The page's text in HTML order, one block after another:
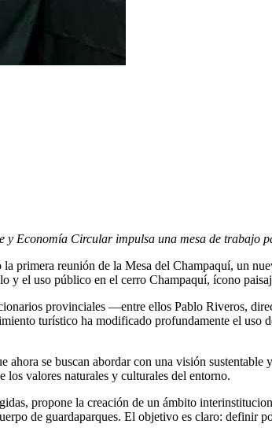
Economía Circular impulsa una mesa de trabajo
primera reunión de la Mesa del Champaquí, un
y el uso público en el cerro Champaquí, ícono
provinciales —entre ellos Pablo Riveros,
turístico ha modificado profundamente el uso
ahora se buscan abordar con una visión
los valores naturales y culturales del entorno.
propone la creación de un ámbito
de guardaparques. El objetivo es claro: definir